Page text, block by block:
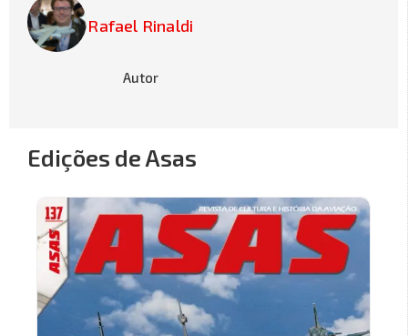
Rafael Rinaldi
Autor
Edições de Asas